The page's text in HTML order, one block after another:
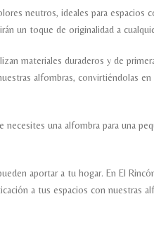
neutros, ideales para espacios
un toque de originalidad a
materiales duraderos y de
alfombras, convirtiéndolas en
una alfombra para una
aportar a tu hogar. En El
a tus espacios con nuestras